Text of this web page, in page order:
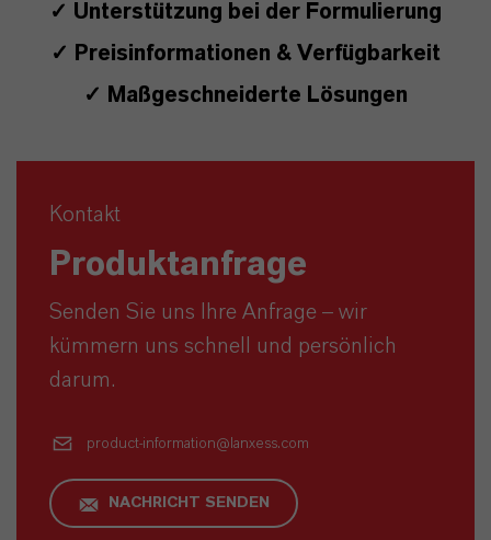
✓ Unterstützung bei der Formulierung
✓ Preisinformationen & Verfügbarkeit
✓ Maßgeschneiderte Lösungen
Kontakt
Produktanfrage
Senden Sie uns Ihre Anfrage – wir
kümmern uns schnell und persönlich
darum.
product-information@lanxess.com
NACHRICHT SENDEN